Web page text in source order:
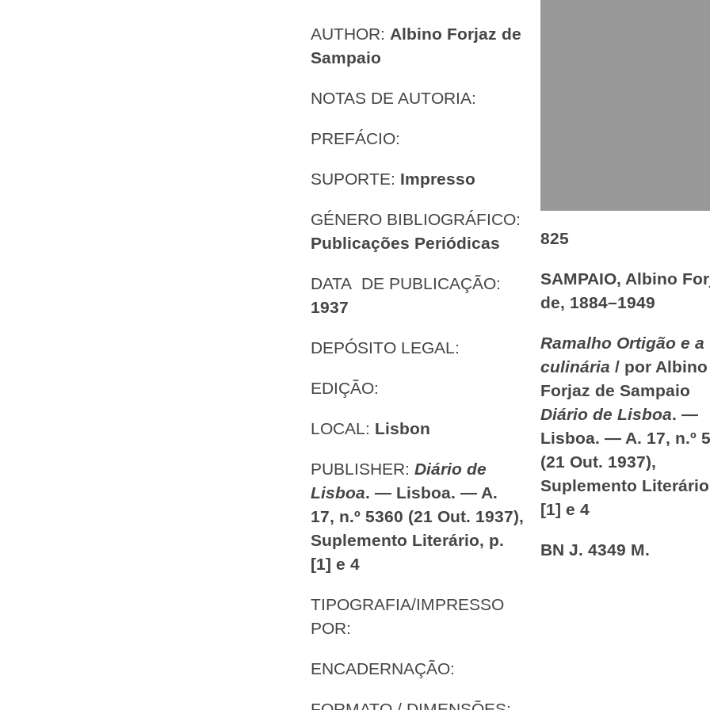
AUTHOR: Albino Forjaz de
Sampaio
NOTAS DE AUTORIA:
PREFÁCIO:
SUPORTE: Impresso
GÉNERO BIBLIOGRÁFICO:
Publicações Periódicas
DATA DE PUBLICAÇÃO:
1937
DEPÓSITO LEGAL:
EDIÇÃO:
LOCAL: Lisbon
PUBLISHER: Diário de
Lisboa. — Lisboa. — A.
17, n.º 5360 (21 Out. 1937),
Suplemento Literário, p.
[1] e 4
TIPOGRAFIA/IMPRESSO
POR:
ENCADERNAÇÃO:
825
SAMPAIO, Albino
de, 1884–1949
Ramalho Ortigão e a
culinária / por Albino
Forjaz de Sampaio
Diário de Lisboa. —
Lisboa. — A. 17, n.º
(21 Out. 1937),
Suplemento
[1] e 4
BN J. 4349 M.